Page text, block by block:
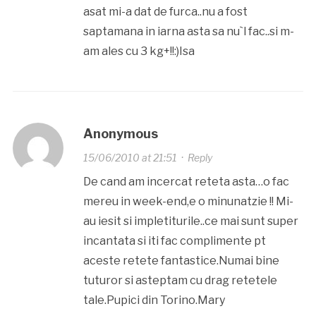
asat mi-a dat de furca..nu a fost
saptamana in iarna asta sa nu`l fac..si m-
am ales cu 3 kg+!!:)Isa
Anonymous
15/06/2010 at 21:51 · Reply
De cand am incercat reteta asta…o fac
mereu in week-end,e o minunatzie !! Mi-
au iesit si impletiturile..ce mai sunt super
incantata si iti fac complimente pt
aceste retete fantastice.Numai bine
tuturor si asteptam cu drag retetele
tale.Pupici din Torino.Mary